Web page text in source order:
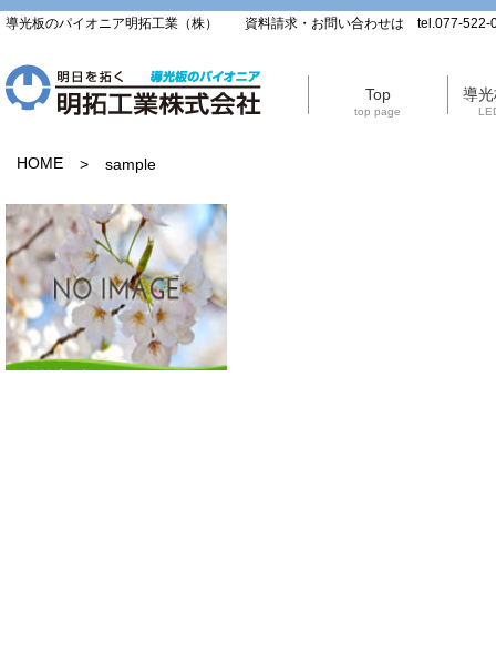
導光板のパイオニア明拓工業（株） 資料請求・お問い合わせは tel.077-522-
Top
top page
導
HOME > sample